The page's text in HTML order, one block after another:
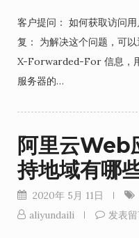
客户提问： 如何获取访问
复： 为解决这个问题，可
X-Forwarded-For 信息，
服务器的…
阿里云Web
持地域有哪
2020年 5月 11日
aliyundaili
发表